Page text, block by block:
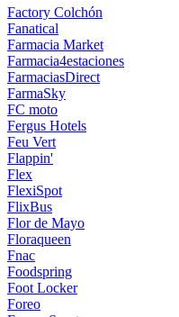
Factory Colchón
Fanatical
Farmacia Market
Farmacia4estaciones
FarmaciasDirect
FarmaSky
FC moto
Fergus Hotels
Feu Vert
Flappin'
Flex
FlexiSpot
FlixBus
Flor de Mayo
Floraqueen
Fnac
Foodspring
Foot Locker
Foreo